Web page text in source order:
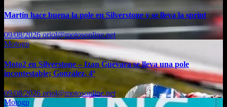
Martín hace buena la pole en Silverstone y se lleva la sprint
09/08/2026oriol@motosonline.net
Motogp
Moto2 en Silverstone – Izan Guevara se lleva una pole
incontestable; González, 4º
09/08/2026 oriol@motosonline.net
Motogp